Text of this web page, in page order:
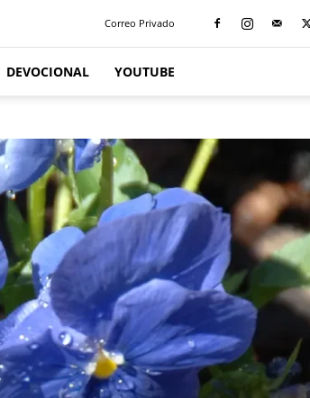
Correo Privado
DEVOCIONAL YOUTUBE